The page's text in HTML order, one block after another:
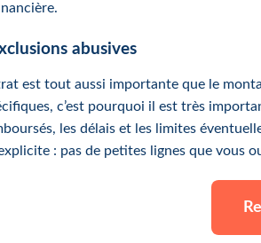
abusives
est tout aussi importante que le
c’est pourquoi il est très
les délais et les limites
: pas de petites lignes que vous